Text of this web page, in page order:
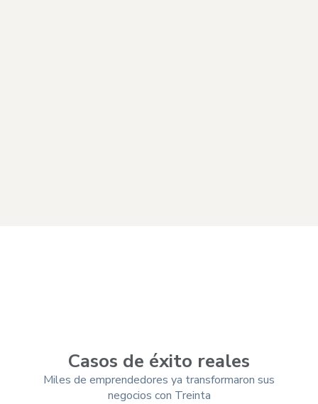
Casos de éxito reales
Miles de emprendedores ya transformaron sus
negocios con Treinta